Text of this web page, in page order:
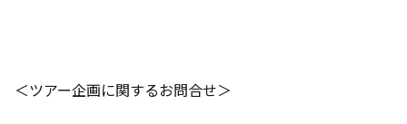
＜ツアー企画に関するお問合せ＞